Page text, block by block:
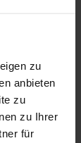
zu
anbieten
zu
zu Ihrer
für